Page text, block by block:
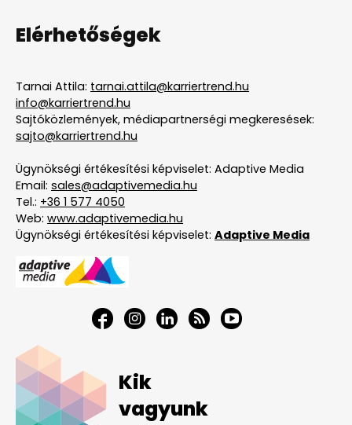
Elérhetőségek
Tarnai Attila: tarnai.attila@karriertrend.hu
info@karriertrend.hu
Sajtóközlemények, médiapartnerségi megkeresések:
sajto@karriertrend.hu
Ügynökségi értékesítési képviselet: Adaptive Media
Email: sales@adaptivemedia.hu
Tel.: +36 1 577 4050
Web: www.adaptivemedia.hu
Ügynökségi értékesítési képviselet: Adaptive Media
Kik
vagyunk